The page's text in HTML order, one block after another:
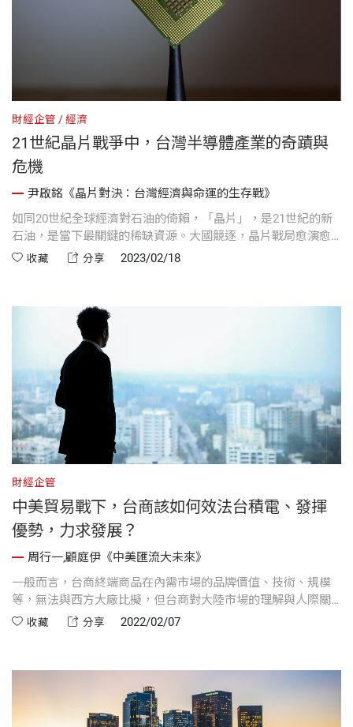
財經企管 經濟
21世紀晶片戰爭中，台灣半導體產業的奇蹟與
危機
尹啟銘《晶片對決：台灣經濟與命運的生存戰》
如同20世紀全球經濟對石油的倚賴，「晶片」，是21世紀的新
石油，是當下最關鍵的稀缺資源。大國競逐，晶片戰局愈演愈
烈，國際間對台灣半導體產業相關負面的言論，其產生的影響
掀起的全球半導體產業動亂方殷，我卻看到了一場沒有贏家的
收藏 分享 2023/02/18
財經企管
中美貿易戰下，台商該如何效法台積電、發揮
優勢，力求發展？
周行一,顧庭伊《中美匯流大未來》
一般而言，台商終端商品在內需市場的品牌價值、技術、規模
等，無法與西方大廠比擬，但台商對大陸市場的理解與人際關
係具特殊優勢。
收藏 分享 2022/02/07